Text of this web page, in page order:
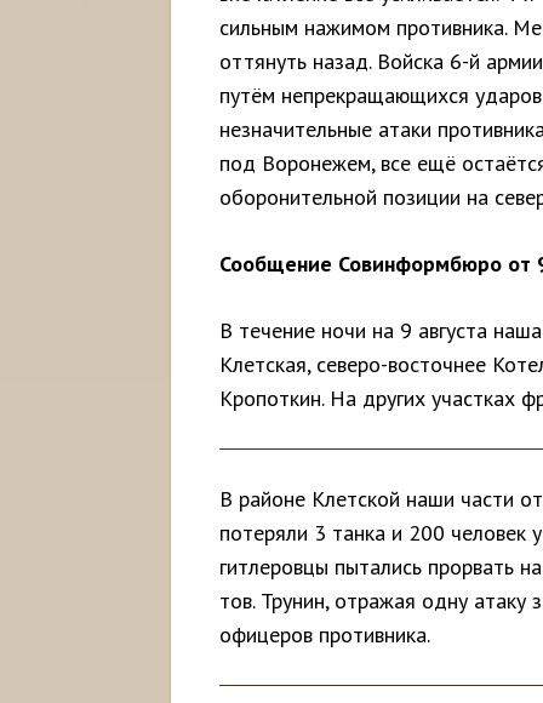
сильным нажимом противника.
оттянуть назад. Войска 6-й
путём непрекращающихся
незначительные атаки
под Воронежем, все ещё
оборонительной позиции на
Сообщение Совинформбюро от
В течение ночи на 9 августа
Клетская, северо-восточнее
Кропоткин. На других участках
В районе Клетской наши части
потеряли 3 танка и 200
гитлеровцы пытались прорвать
тов. Трунин, отражая одну
офицеров противника.